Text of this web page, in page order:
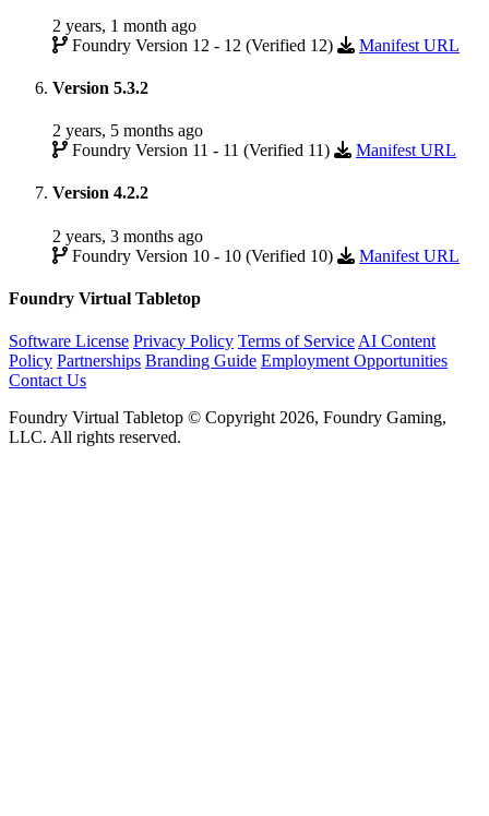
2 years, 1 month ago
Foundry Version 12 - 12 (Verified 12)
Manifest URL
Version 5.3.2
2 years, 5 months ago
Foundry Version 11 - 11 (Verified 11)
Manifest URL
Version 4.2.2
2 years, 3 months ago
Foundry Version 10 - 10 (Verified 10)
Manifest URL
Foundry Virtual Tabletop
Software License Privacy Policy Terms of Service AI Content
Policy Partnerships Branding Guide Employment Opportunities
Contact Us
Foundry Virtual Tabletop © Copyright 2026, Foundry Gaming,
LLC. All rights reserved.